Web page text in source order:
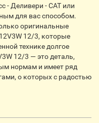
- Деливери - CАТ или
для вас способом.
оригинальные
12/3, которые
технике долгое
12/3 — это деталь,
нормам и имеет ряд
о которых с радостью